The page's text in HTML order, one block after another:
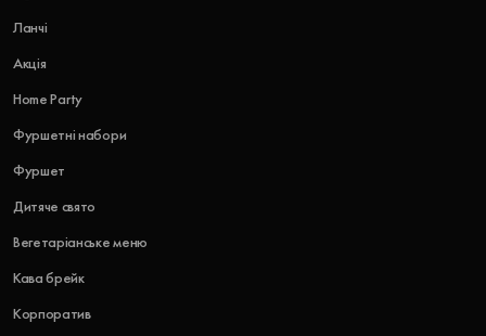
Ланчі
Акція
Home Party
Фуршетні набори
Фуршет
Дитяче свято
Вегетаріанське меню
Кава брейк
Корпоратив